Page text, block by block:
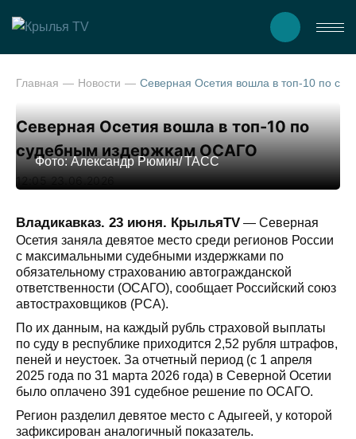
Главная Новости
Северная Осетия вошла в топ-10 по
судебным издержкам ОСАГО
12:05 23.06.2026
Фото: Александр Рюмин/ ТАСС
Владикавказ. 23 июня. КрыльяTV — Северная
Осетия заняла девятое место среди регионов России
с максимальными судебными издержками по
обязательному страхованию автогражданской
ответственности (ОСАГО), сообщает Российский союз
автостраховщиков (РСА).
По их данным, на каждый рубль страховой выплаты
по суду в республике приходится 2,52 рубля штрафов,
пеней и неустоек. За отчетный период (с 1 апреля
2025 года по 31 марта 2026 года) в Северной Осетии
было оплачено 391 судебное решение по ОСАГО.
Регион разделил девятое место с Адыгеей, у которой
зафиксирован аналогичный показатель.